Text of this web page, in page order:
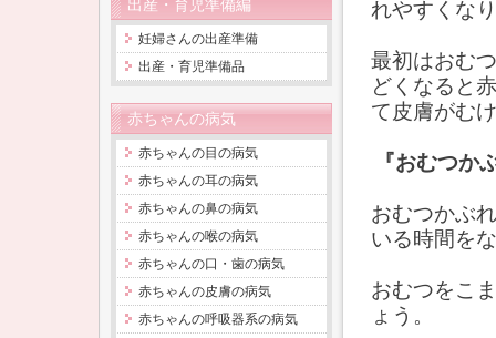
れやすくな
最初はおむ
どくなると
て皮膚がむ
『おむつか
おむつかぶ
いる時間を
おむつをこ
ょう。
出産・育児準備編
妊婦さんの出産準備
出産・育児準備品
赤ちゃんの病気
赤ちゃんの目の病気
赤ちゃんの耳の病気
赤ちゃんの鼻の病気
赤ちゃんの喉の病気
赤ちゃんの口・歯の病気
赤ちゃんの皮膚の病気
赤ちゃんの呼吸器系の病気